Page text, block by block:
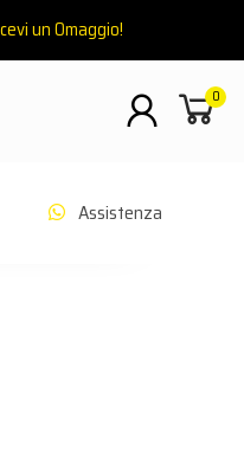
un Omaggio!
0
Assistenza